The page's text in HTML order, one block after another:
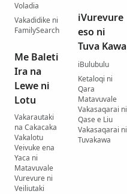
Voladia
Vakadidike ni
FamilySearch
Me Baleti
Ira na
Lewe ni
Lotu
Vakarautaki
na Cakacaka
Vakalotu
Veivuke ena
Yaca ni
Matavuvale
Vurevure ni
Veiliutaki
iVurevure
eso ni
Tuva Kawa
iBulubulu
Ketaloqi ni
Qara
Matavuvale
Vakasaqarai ni
Qase e Liu
Vakasaqarai ni
Tuvakawa